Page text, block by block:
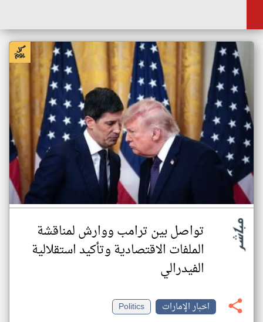
تواصل بين ترامب ووارش لمناقشة
الملفات الاقتصادية وتأكيد استقلالية
الفيدرالي
اخبار الإمارات
Politics